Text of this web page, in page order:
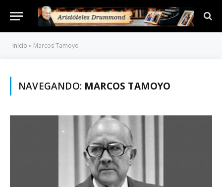
Início » Marcos Tamoyo
NAVEGANDO: MARCOS TAMOYO